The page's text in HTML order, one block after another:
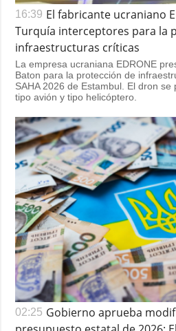
16:39 El fabricante ucraniano
Turquía interceptores para la
infraestructuras críticas
La empresa ucraniana EDRONE
Baton para la protección de
SAHA 2026 de Estambul. El dron
tipo avión y tipo helicóptero.
02:25 Gobierno aprueba